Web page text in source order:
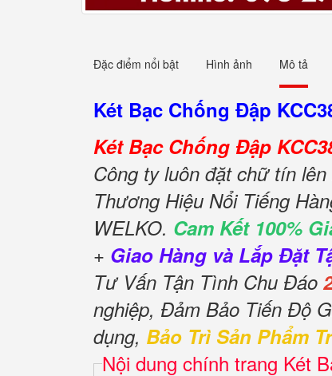
Đặc điểm nổi bật Hình ảnh Mô tả
Két Bạc Chống Đập
Két Bạc Chống Đập
Công ty luôn đặt chữ tín
Thương Hiệu Nổi Tiếng
WELKO. Cam Kết 100%
+ Giao Hàng và Lắp Đặt
Tư Vấn Tận Tình Chu Đáo
nghiệp, Đảm Bảo Tiến Độ
dụng, Bảo Trì Sản Phẩm
Nội dung chính trang Két